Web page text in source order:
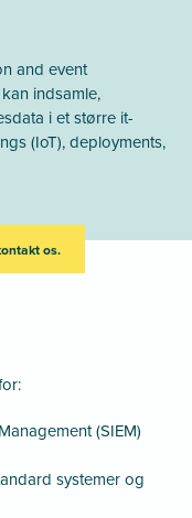
and event
indsamle,
i et større it-
(IoT), deployments,
os.
(SIEM)
systemer og